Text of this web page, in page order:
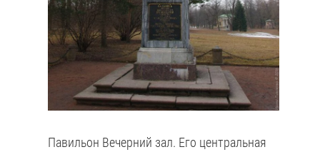
Павильон Вечерний зал. Его центральная